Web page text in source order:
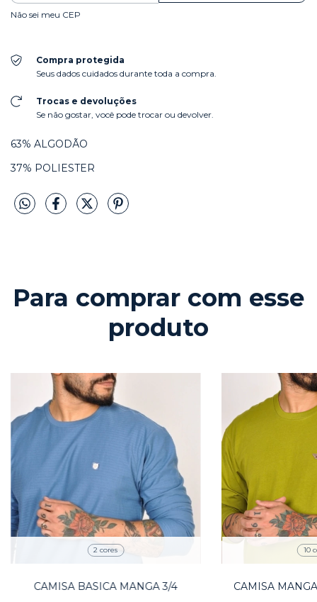
Não sei meu CEP
Compra protegida
Seus dados cuidados durante toda a compra.
Trocas e devoluções
Se não gostar, você pode trocar ou devolver.
63% ALGODÃO
37% POLIESTER
Para comprar com esse
produto
2 cores
CAMISA BASICA MANGA 3/4
10
CAMISA